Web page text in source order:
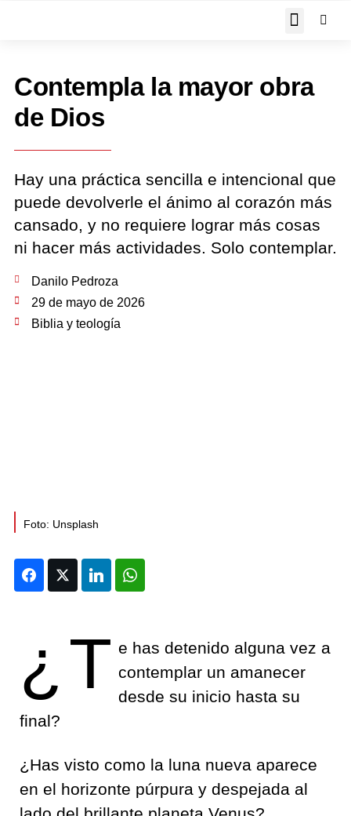
Contempla la mayor obra
de Dios
Hay una práctica sencilla e intencional que
puede devolverle el ánimo al corazón más
cansado, y no requiere lograr más cosas
ni hacer más actividades. Solo contemplar.
Danilo Pedroza
29 de mayo de 2026
Biblia y teología
Foto: Unsplash
FacebookTwitter LinkedIn
¿T e has detenido alguna vez a
contemplar un amanecer
desde su inicio hasta su
final?
¿Has visto como la luna nueva aparece
en el horizonte púrpura y despejada al